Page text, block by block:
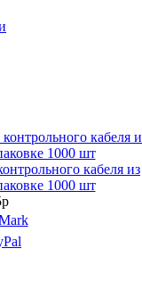
кабеля из
1000 шт